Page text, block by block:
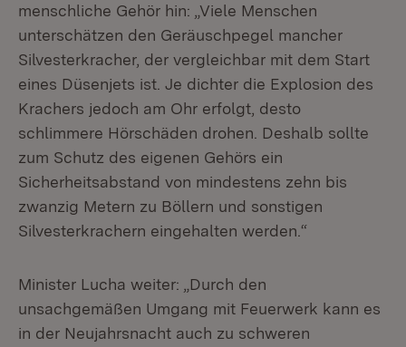
menschliche Gehör hin: „Viele Menschen
unterschätzen den Geräuschpegel mancher
Silvesterkracher, der vergleichbar mit dem Start
eines Düsenjets ist. Je dichter die Explosion des
Krachers jedoch am Ohr erfolgt, desto
schlimmere Hörschäden drohen. Deshalb sollte
zum Schutz des eigenen Gehörs ein
Sicherheitsabstand von mindestens zehn bis
zwanzig Metern zu Böllern und sonstigen
Silvesterkrachern eingehalten werden.“
Minister Lucha weiter: „Durch den
unsachgemäßen Umgang mit Feuerwerk kann es
in der Neujahrsnacht auch zu schweren